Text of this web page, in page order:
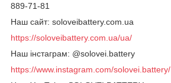
889-71-81
Наш сайт: soloveibattery.com.ua
https://soloveibattery.com.ua/ua/
Наш інстаграм: @solovei.battery
https://www.instagram.com/solovei.battery/